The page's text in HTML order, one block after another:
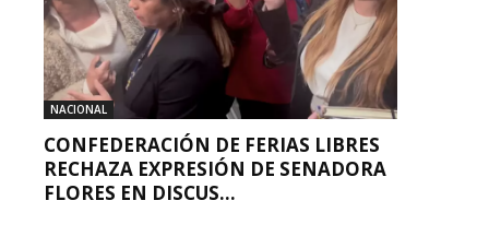
NACIONAL
CONFEDERACIÓN DE FERIAS LIBRES
RECHAZA EXPRESIÓN DE SENADORA
FLORES EN DISCUS...